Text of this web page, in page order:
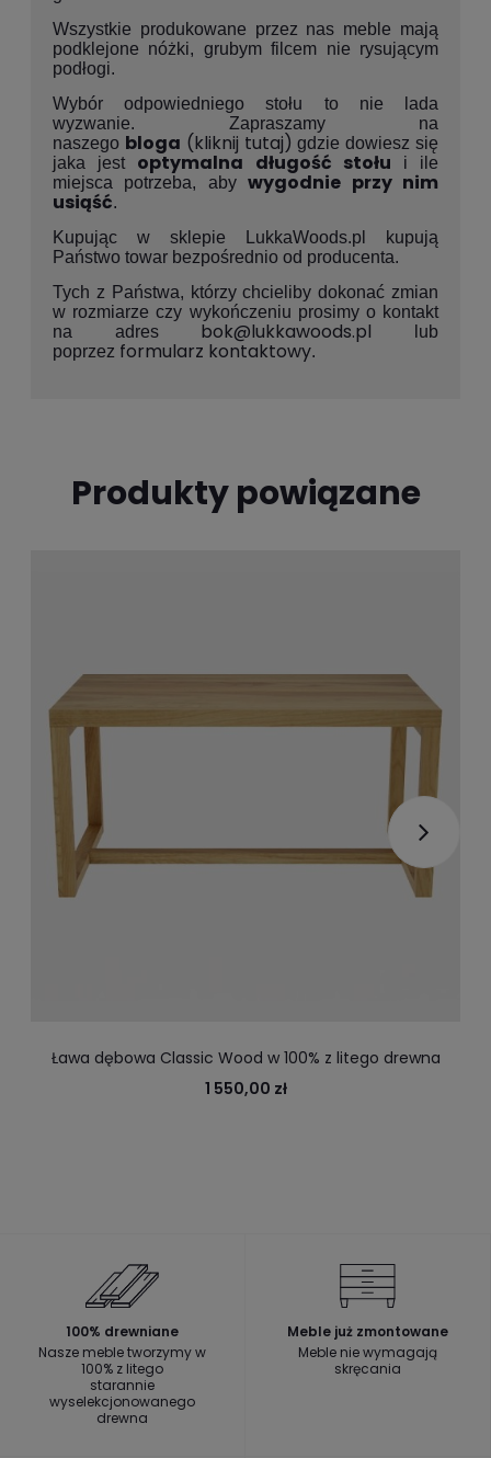
Wszystkie produkowane przez nas meble mają
podklejone nóżki, grubym filcem nie rysującym
podłogi.
Wybór odpowiedniego stołu to nie lada
wyzwanie. Zapraszamy na
naszego bloga (kliknij tutaj) gdzie dowiesz się
jaka jest optymalna długość stołu i ile
miejsca potrzeba, abywygodnie przy nim
usiąść.
Kupując w sklepie LukkaWoods.pl kupują
Państwo towar bezpośrednio od producenta.
Tych z Państwa, którzy chcieliby dokonać zmian
w rozmiarze czy wykończeniu prosimy o kontakt
na adres bok@lukkawoods.pl lub
poprzez formularz kontaktowy.
Produkty powiązane
Ława dębowa Classic Wood w 100% z litego drewna
1 550,00 zł
100% drewniane
Nasze meble tworzymy w
100% z litego
starannie
wyselekcjonowanego
drewna
Meble już zmontowane
Meble nie wymagają
skręcania